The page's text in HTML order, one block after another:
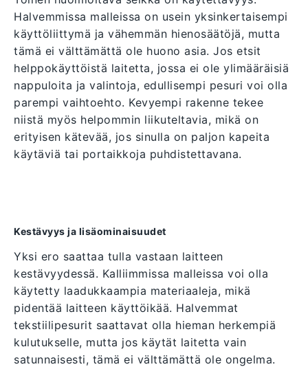
Halvemmissa malleissa on usein yksinkertaisempi
käyttöliittymä ja vähemmän hienosäätöjä, mutta
tämä ei välttämättä ole huono asia. Jos etsit
helppokäyttöistä laitetta, jossa ei ole ylimääräisiä
nappuloita ja valintoja, edullisempi pesuri voi olla
parempi vaihtoehto. Kevyempi rakenne tekee
niistä myös helpommin liikuteltavia, mikä on
erityisen kätevää, jos sinulla on paljon kapeita
käytäviä tai portaikkoja puhdistettavana.
Kestävyys ja lisäominaisuudet
Yksi ero saattaa tulla vastaan laitteen
kestävyydessä. Kalliimmissa malleissa voi olla
käytetty laadukkaampia materiaaleja, mikä
pidentää laitteen käyttöikää. Halvemmat
tekstiilipesurit saattavat olla hieman herkempiä
kulutukselle, mutta jos käytät laitetta vain
satunnaisesti, tämä ei välttämättä ole ongelma.